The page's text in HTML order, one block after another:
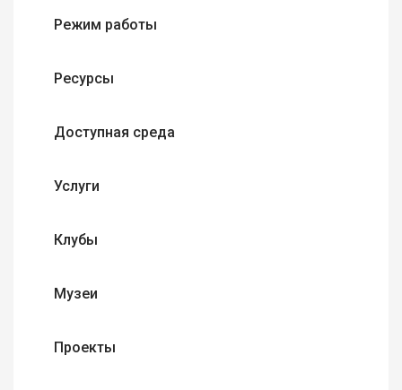
Режим работы
Ресурсы
Доступная среда
Услуги
Клубы
Музеи
Проекты